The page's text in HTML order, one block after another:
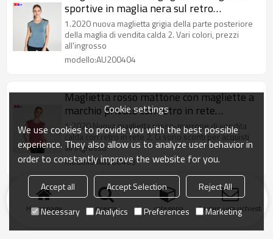
sportive in maglia nera sul retro
all'ingrosso
1.2020 nuova maglietta grigia della parte posteriore
della maglia di vendita calda 2. Vari colori, prezzi
all'ingrosso
modello:AU200404
Maglietta rosso mattone con magliette a
marchio privato con retro in rete
all'ingrosso
1.2020 Nuova maglietta rosso-marrone di vendita
calda con retro in rete 2. Ci sono sconti per acquisti
all'ingrosso
modello:AU200403
Homepage ricerca categoria Inviare una richiesta
Cookie settings
We use cookies to provide you with the best possible
experience. They also allow us to analyze user behavior in
order to constantly improve the website for you.
Accept all Accept Selection
Reject All
Necessary
Analytics Preferences Marketing